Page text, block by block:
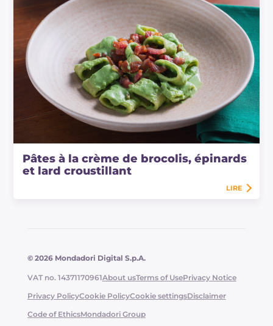
Pâtes à la crème de brocolis, épinards
et lard croustillant
LIRE
© 2026 Mondadori Digital S.p.A.
VAT no. 14371170961About usTerms of UsePrivacy Notice
Privacy PolicyCookie PolicyCookie settingsDisclaimer
Code of EthicsMondadori Group